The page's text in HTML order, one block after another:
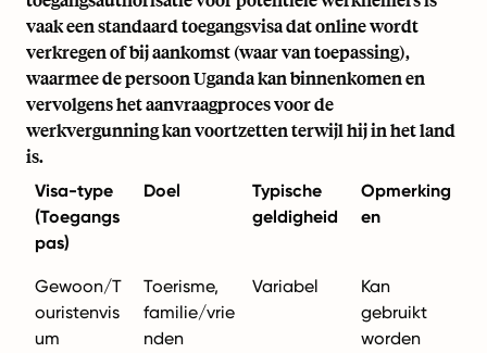
vaak een standaard toegangsvisa dat online wordt
verkregen of bij aankomst (waar van toepassing),
waarmee de persoon Uganda kan binnenkomen en
vervolgens het aanvraagproces voor de
werkvergunning kan voortzetten terwijl hij in het land
is.
Visa-type
(Toegangs
pas)
Doel
Typische
geldigheid
Opmerking
en
Gewoon/T
ouristenvis
um
Toerisme,
familie/vrie
nden
Variabel
Kan
gebruikt
worden